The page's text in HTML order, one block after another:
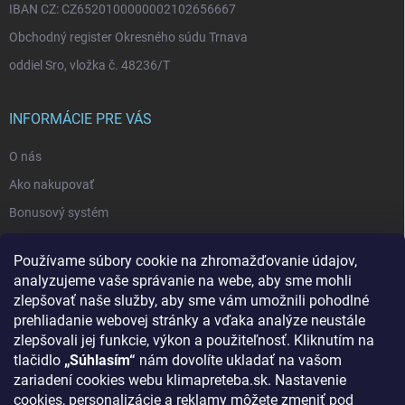
Používame súbory cookie na zhromažďovanie údajov,
analyzujeme vaše správanie na webe, aby sme mohli
zlepšovať naše služby, aby sme vám umožnili pohodlné
prehliadanie webovej stránky a vďaka analýze neustále
zlepšovali jej funkcie, výkon a použiteľnosť. Kliknutím na
tlačidlo „Súhlasím“ nám dovolíte ukladať na vašom
zariadení cookies webu klimapreteba.sk. Nastavenie
cookies, personalizácie a reklamy môžete zmeniť pod
IBAN CZ: CZ6520100000002102656667
Obchodný register Okresného súdu Trnava
oddiel Sro, vložka č. 48236/T
INFORMÁCIE PRE VÁS
O nás
Ako nakupovať
Bonusový systém
Blog - najnovšie články
Obchodné podmienky
Podmienky ochrany osobných údajov
Odstúpenie od zmluvy
Kontakty